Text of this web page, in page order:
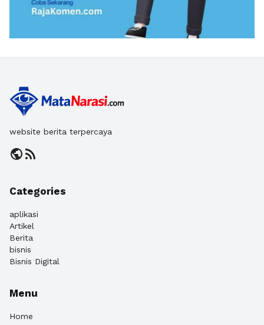
website berita terpercaya
publicrss_feed
Categories
aplikasi
Artikel
Berita
bisnis
Bisnis Digital
Menu
Home